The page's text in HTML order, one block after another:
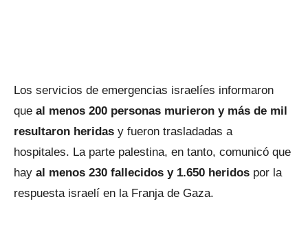
Los servicios de emergencias israelíes informaron
que al menos 200 personas murieron y más de mil
resultaron heridas y fueron trasladadas a
hospitales. La parte palestina, en tanto, comunicó que
hay al menos 230 fallecidos y 1.650 heridos por la
respuesta israelí en la Franja de Gaza.